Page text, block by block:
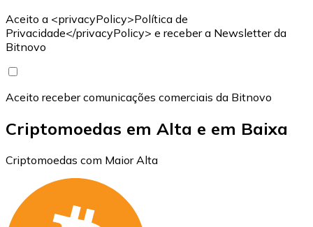
Aceito a <privacyPolicy>Política de
Privacidade</privacyPolicy> e receber a Newsletter da
Bitnovo
Aceito receber comunicações comerciais da Bitnovo
Criptomoedas em Alta e em Baixa
Criptomoedas com Maior Alta